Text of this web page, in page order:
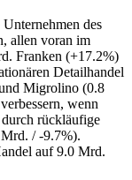
des
allen voran im
Franken (+17.2%)
Detailhandel
Migrolino (0.8
wenn
rückläufige
/ -9.7%).
auf 9.0 Mrd.